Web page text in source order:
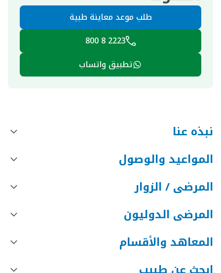
طلب موعد معاينة طبية
2223 8 800
تطبيق واتساب
نبذه عنا
المواعيد والوصول
المرضى / الزوار
المرضى الدوليون
المعاهد والأقسام